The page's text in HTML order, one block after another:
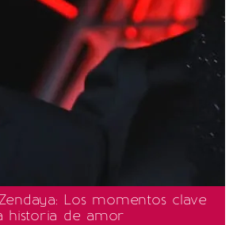
Los momentos clave
historia de amor